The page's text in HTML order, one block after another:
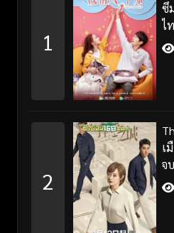
1
ซึ
ไ
2
เ
จ